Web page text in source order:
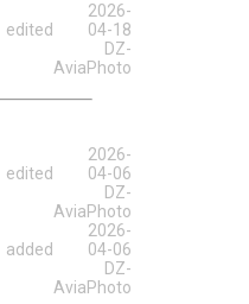
edited
2026-
04-18
DZ-
AviaPhoto
edited
2026-
04-06
DZ-
AviaPhoto
added
2026-
04-06
DZ-
AviaPhoto